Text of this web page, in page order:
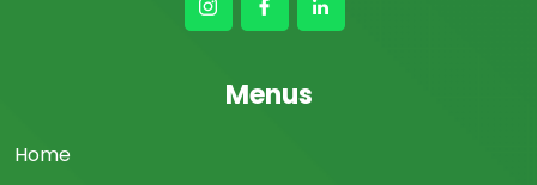
Menus
Home